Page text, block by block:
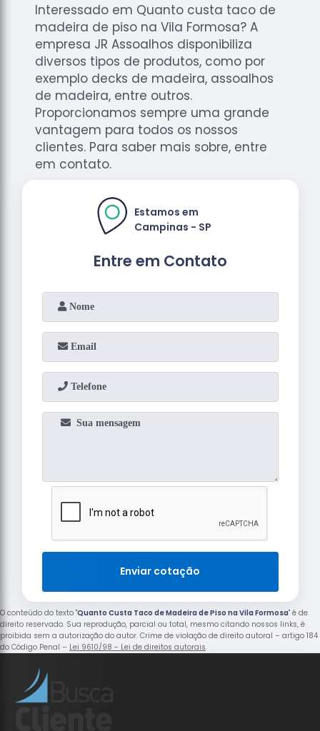
Interessado em Quanto custa taco de
madeira de piso na Vila Formosa? A
empresa JR Assoalhos disponibiliza
diversos tipos de produtos, como por
exemplo decks de madeira, assoalhos
de madeira, entre outros.
Proporcionamos sempre uma grande
vantagem para todos os nossos
clientes. Para saber mais sobre, entre
em contato.
Entre em Contato
Estamos em
Campinas - SP
Enviar cotação
O conteúdo do texto "Quanto Custa Taco de Madeira de Piso na Vila Formosa" é de
direito reservado. Sua reprodução, parcial ou total, mesmo citando nossos links, é
proibida sem a autorização do autor. Crime de violação de direito autoral – artigo 184
do Código Penal – Lei 9610/98 - Lei de direitos autorais.